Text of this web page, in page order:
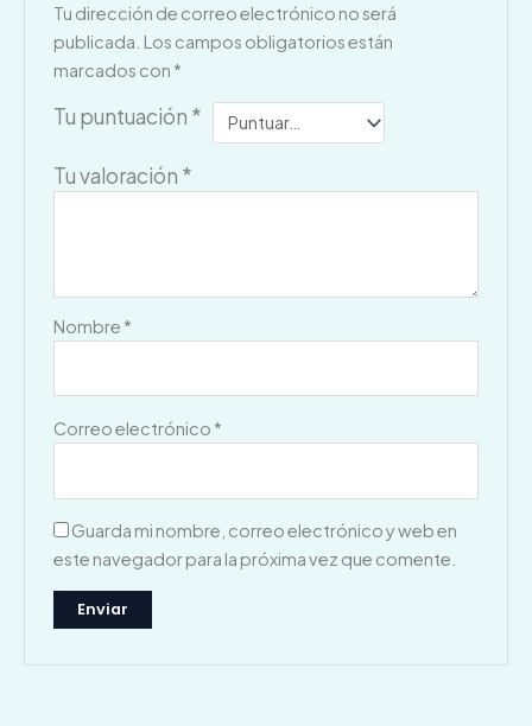
Tu dirección de correo electrónico no será
publicada. Los campos obligatorios están
marcados con *
Tu puntuación *
Tu valoración *
Nombre *
Correo electrónico *
Guarda mi nombre, correo electrónico y web en
este navegador para la próxima vez que comente.